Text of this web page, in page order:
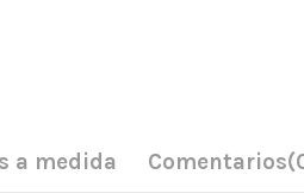
a medida Comentarios